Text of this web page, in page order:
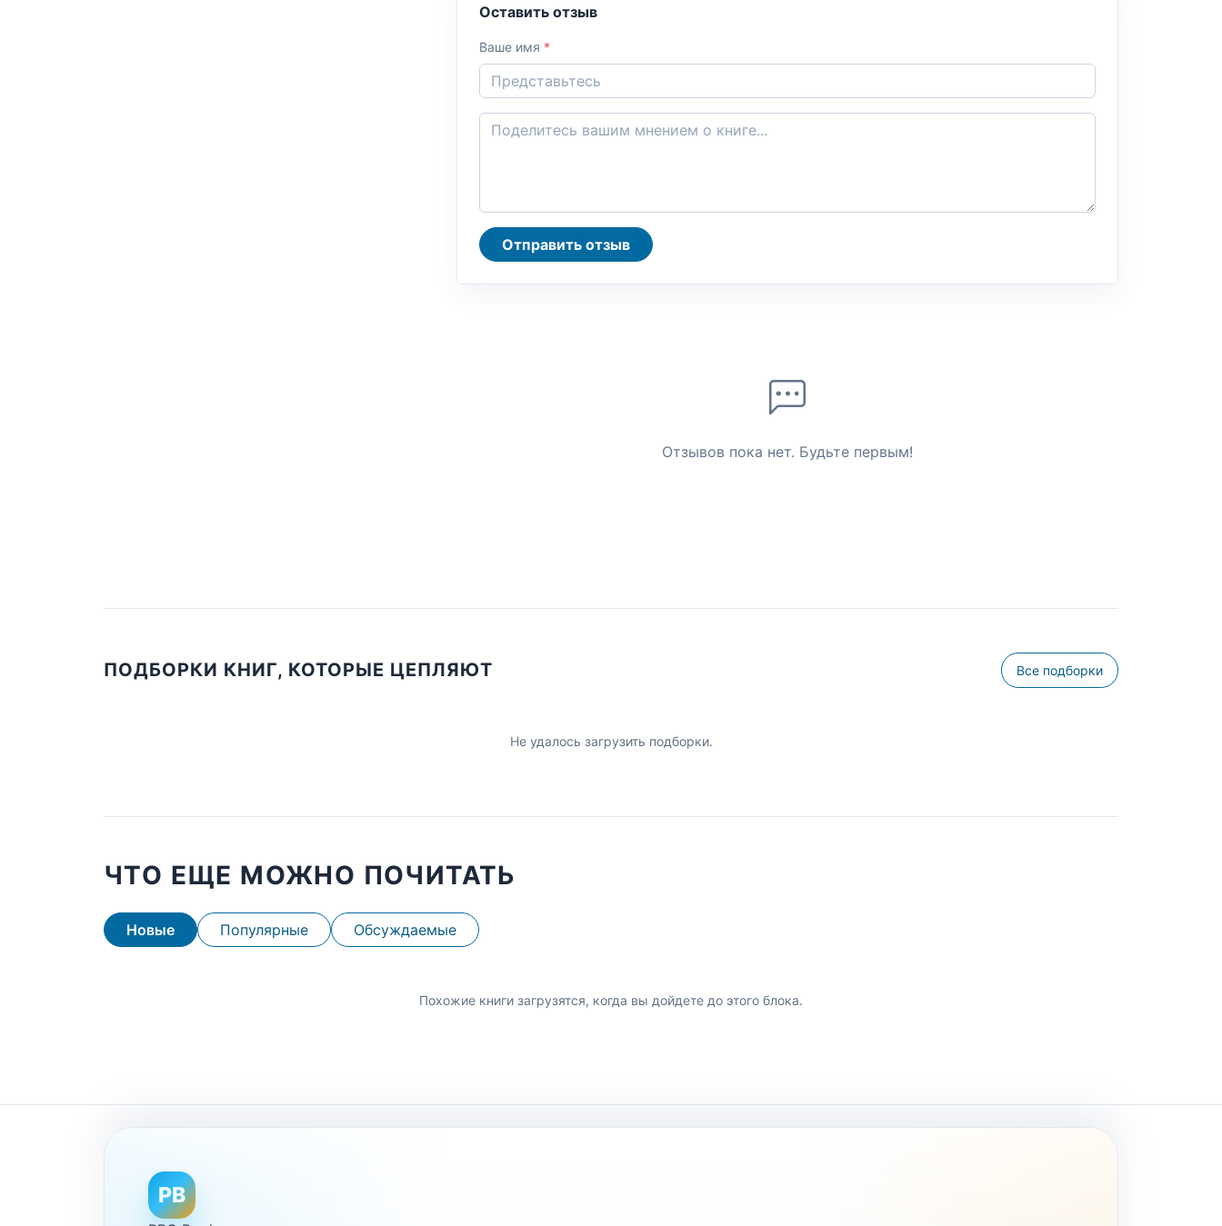
Оставить отзыв
Ваше имя *
Отправить отзыв
Отзывов пока нет. Будьте первым!
ПОДБОРКИ КНИГ, КОТОРЫЕ ЦЕПЛЯЮТ Все подборки
Не удалось загрузить подборки.
ЧТО ЕЩЕ МОЖНО ПОЧИТАТЬ
Новые Популярные Обсуждаемые
Похожие книги загрузятся, когда вы дойдете до этого блока.
PB